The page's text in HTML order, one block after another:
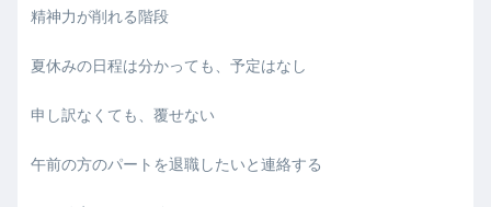
精神力が削れる階段
夏休みの日程は分かっても、予定はなし
申し訳なくても、覆せない
午前の方のパートを退職したいと連絡する